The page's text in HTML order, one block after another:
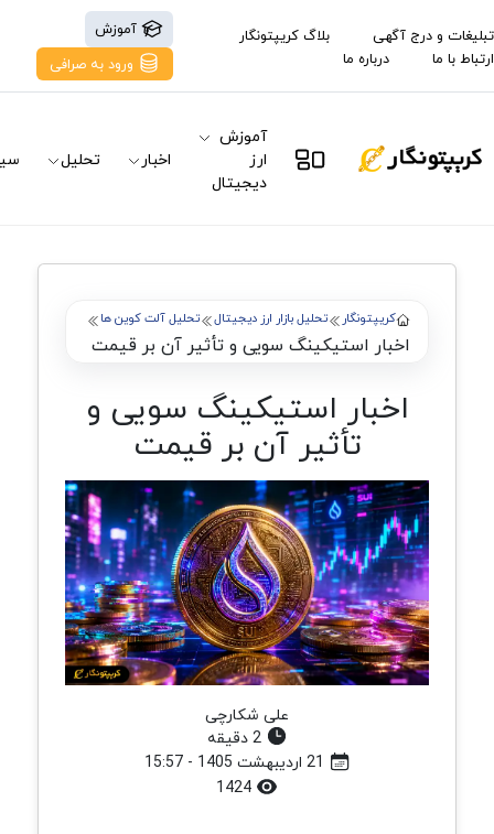
تبلیغات و درج آگهی
بلاگ کریپتونگار
ارتباط با ما
درباره ما
آموزش
ورود به صرافی
آموزش
ارز
دیجیتال
اخبار تحلیل
کریپتونگار تحلیل بازار ارز دیجیتال تحلیل آلت کوین ها
اخبار استیکینگ سویی و تأثیر آن بر قیمت
اخبار استیکینگ سویی و
تأثیر آن بر قیمت
علی شکارچی
2 دقیقه